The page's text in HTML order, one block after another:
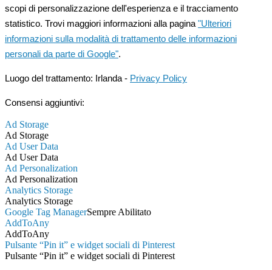
scopi di personalizzazione dell'esperienza e il tracciamento
statistico. Trovi maggiori informazioni alla pagina"Ulteriori
informazioni sulla modalità di trattamento delle informazioni
personali da parte di Google".
Luogo del trattamento: Irlanda - Privacy Policy
Consensi aggiuntivi:
Ad Storage
Ad Storage
Ad User Data
Ad User Data
Ad Personalization
Ad Personalization
Analytics Storage
Analytics Storage
Google Tag ManagerSempre Abilitato
AddToAny
AddToAny
Pulsante “Pin it” e widget sociali di Pinterest
Pulsante “Pin it” e widget sociali di Pinterest